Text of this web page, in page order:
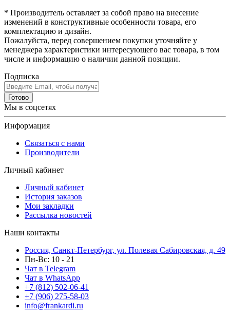
* Производитель оставляет за собой право на внесение
изменений в конструктивные особенности товара, его
комплектацию и дизайн.
Пожалуйста, перед совершением покупки уточняйте у
менеджера характеристики интересующего вас товара, в том
числе и информацию о наличии данной позиции.
Подписка
Готово
Мы в соцсетях
Информация
Связаться с нами
Производители
Личный кабинет
Личный кабинет
История заказов
Мои закладки
Рассылка новостей
Наши контакты
Россия, Санкт-Петербург, ул. Полевая Сабировская, д. 49
Пн-Вс: 10 - 21
Чат в Telegram
Чат в WhatsApp
+7 (812) 502-06-41
+7 (906) 275-58-03
info@frankardi.ru